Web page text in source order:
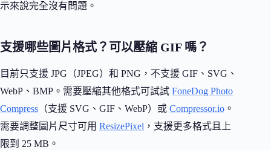
示來說完全沒有問題。
支援哪些圖片格式？可以壓縮 GIF 嗎？
目前只支援 JPG（JPEG）和 PNG，不支援 GIF、SVG、
WebP、BMP。需要壓縮其他格式可試試 FoneDog Photo
Compress （支援 SVG、GIF、WebP）或 Compressor.io 。
需要調整圖片尺寸可用 ResizePixel ，支援更多格式且上
限到 25 MB。